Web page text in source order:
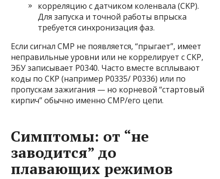
корреляцию с датчиком коленвала (CKP).
Для запуска и точной работы впрыска
требуется синхронизация фаз.
Если сигнал CMP не появляется, “прыгает”, имеет
неправильные уровни или не коррелирует с CKP,
ЭБУ записывает P0340. Часто вместе всплывают
коды по CKP (например P0335/ P0336) или по
пропускам зажигания — но корневой “стартовый
кирпич” обычно именно CMP/его цепи.
Симптомы: от “не
заводится” до
плавающих режимов